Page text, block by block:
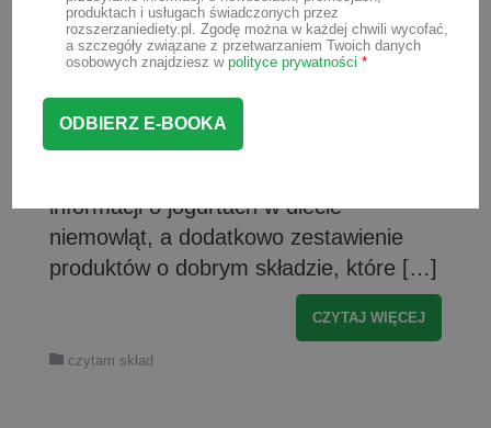
składzie? Jaką ilość jogurtu może
spożyć maluch? To pytania, które słyszę
poświęconej zdrowemu odżywianiu ten
temat regularnie wraca 🙂 Dlatego
informacji o jogurtach w diecie
niemowląt, a dodatkowo zestawienie
produktów o dobrym składzie, które […]
CZYTAJ WIĘCEJ
czytam skład
produktach i usługach świadczonych przez
rozszerzaniediety.pl. Zgodę można w każdej chwili wycofać,
a szczegóły związane z przetwarzaniem Twoich danych
osobowych znajdziesz w polityce prywatności *